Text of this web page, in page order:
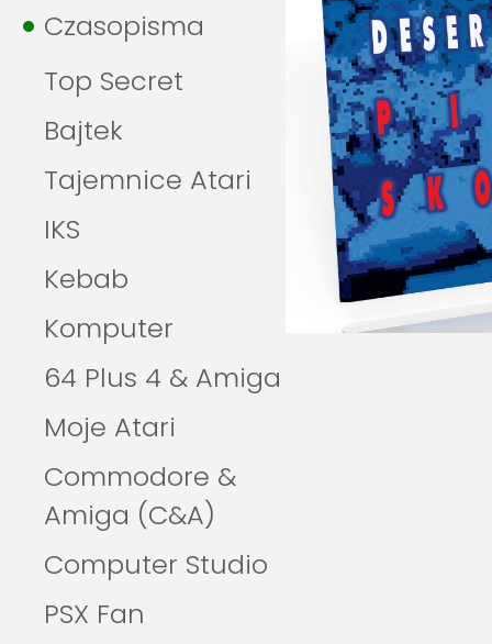
Czasopisma
Top Secret
Bajtek
Tajemnice Atari
IKS
Kebab
Komputer
64 Plus 4 & Amiga
Moje Atari
Commodore &
Amiga (C&A)
Computer Studio
PSX Fan